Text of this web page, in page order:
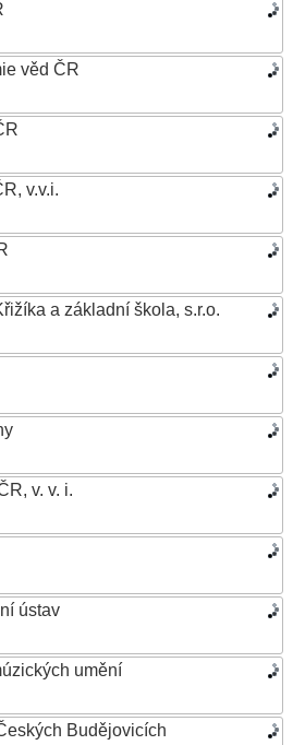
věd ČR
v.v.i.
a základní škola, s.r.o.
v. v. i.
ústav
umění
Budějovicích